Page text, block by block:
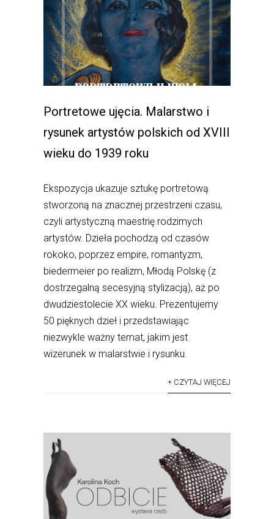
Portretowe ujęcia. Malarstwo i
rysunek artystów polskich od XVIII
wieku do 1939 roku
Ekspozycja ukazuje sztukę portretową
stworzoną na znacznej przestrzeni czasu,
czyli artystyczną maestrię rodzimych
artystów. Dzieła pochodzą od czasów
rokoko, poprzez empire, romantyzm,
biedermeier po realizm, Młodą Polskę (z
dostrzegalną secesyjną stylizacją), aż po
dwudziestolecie XX wieku. Prezentujemy
50 pięknych dzieł i przedstawiając
niezwykle ważny temat, jakim jest
wizerunek w malarstwie i rysunku.
+ CZYTAJ WIĘCEJ